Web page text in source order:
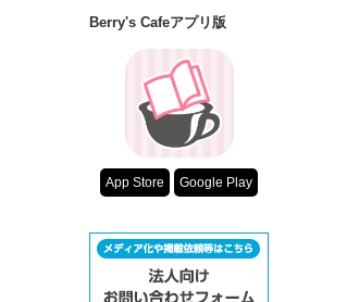
Berry's Cafeアプリ版
App Store Google Play